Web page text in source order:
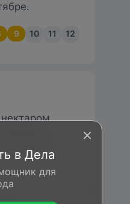
9 10 11 12
кормовых
в Дела
для